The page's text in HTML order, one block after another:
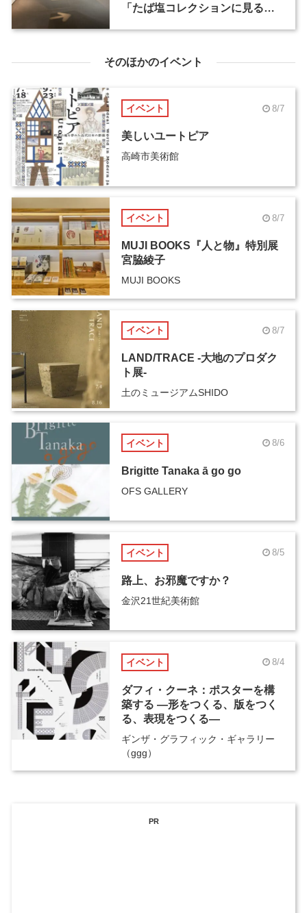
「たば塩コレクションに見る
そのほかのイベント
イベント 8/7
美しいユートピア
高崎市美術館
イベント 8/7
MUJI BOOKS『人と物』特別展
宮脇綾子
MUJI BOOKS
イベント 8/7
LAND/TRACE -大地のプロダク
ト展-
土のミュージアムSHIDO
イベント 8/6
Brigitte Tanaka ā go go
OFS GALLERY
イベント 8/5
路上、お邪魔ですか？
金沢21世紀美術館
イベント 8/4
ダフィ・クーネ：ポスターを構
築する ―形をつくる、版をつく
る、表現をつくる―
ギンザ・グラフィック・ギャラリー
（ggg）
PR